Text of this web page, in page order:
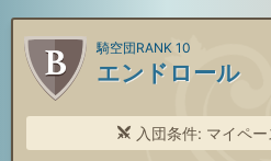
エンドロール
騎空団RANK 10
入団条件: マイペ